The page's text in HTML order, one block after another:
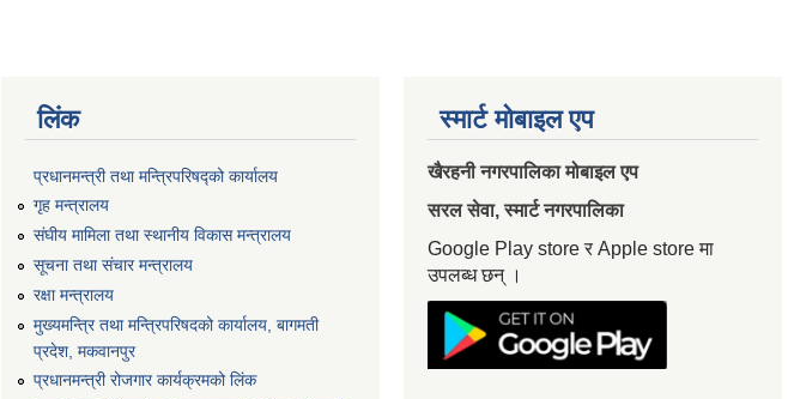
लिंक
प्रधानमन्त्री तथा मन्त्रिपरिषद्को कार्यालय
गृह मन्त्रालय
संघीय मामिला तथा स्थानीय विकास मन्त्रालय
सूचना तथा संचार मन्त्रालय
रक्षा मन्त्रालय
मुख्यमन्त्रि तथा मन्त्रिपरिषदको कार्यालय, बागमती
प्रदेश, मकवानपुर
प्रधानमन्त्री रोजगार कार्यक्रमको लिंक
स्मार्ट मोबाइल एप
खैरहनी नगरपालिका मोबाइल एप
सरल सेवा, स्मार्ट नगरपालिका
Google Play store र Apple store मा
उपलब्ध छन् ।